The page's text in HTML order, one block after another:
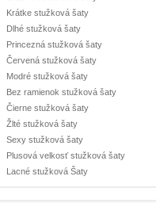
Krátke stužková šaty
Dlhé stužková šaty
Princezná stužková šaty
Červená stužková šaty
Modré stužková šaty
Bez ramienok stužková šaty
Čierne stužková šaty
Žlté stužková šaty
Sexy stužková šaty
Plusová velkosť stužková šaty
Lacné stužková Šaty